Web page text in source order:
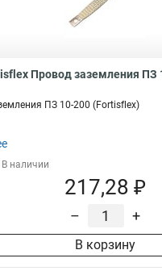
Провод заземления ПЗ
ПЗ 10-200 (Fortisflex)
В наличии
217,28 ₽
– +
В корзину